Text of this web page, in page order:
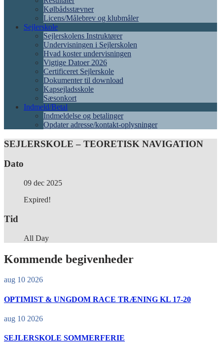
Kølbådsstævner
Licens/Målebrev og klubmåler
Sejlerskole
Sejlerskolens Instruktører
Undervisningen i Sejlerskolen
Hvad koster undervisningen
Vigtige Datoer 2026
Certificeret Sejlerskole
Dokumenter til download
Kapsejladsskole
Sæsonkort
Indmeld/Betal
Indmeldelse og betalinger
Opdater adresse/kontakt-oplysninger
SEJLERSKOLE – TEORETISK NAVIGATION
Dato
09 dec 2025
Expired!
Tid
All Day
Kommende begivenheder
aug 10 2026
OPTIMIST & UNGDOM RACE TRÆNING KL 17-20
aug 10 2026
SEJLERSKOLE SOMMERFERIE